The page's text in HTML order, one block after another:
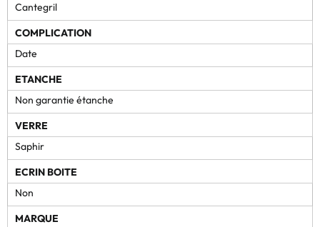
Cantegril
COMPLICATION
Date
ETANCHE
Non garantie étanche
VERRE
Saphir
ECRIN BOITE
Non
MARQUE